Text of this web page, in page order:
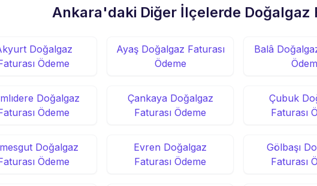
Ankara'daki Diğer İlçelerde Doğalgaz
Doğalgaz
Ödeme
Ayaş Doğalgaz Faturası
Ödeme
Balâ
Doğalgaz
Ödeme
Çankaya Doğalgaz
Faturası Ödeme
Çubuk
Faturası
Doğalgaz
Ödeme
Evren Doğalgaz
Faturası Ödeme
Gölbaşı
Faturası